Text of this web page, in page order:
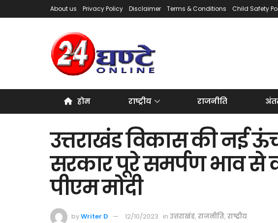
About us Privacy Policy Disclaimer Terms & Conditions Child Safety
होम राष्ट्रीय राजनीति
उत्तराखंड विकास की नई
सरकार पूरे समर्पण भाव से
पीएम मोदी
byWriter D 12/10/2023 in उत्तराखंड, राजनीति, राष्ट्रीय